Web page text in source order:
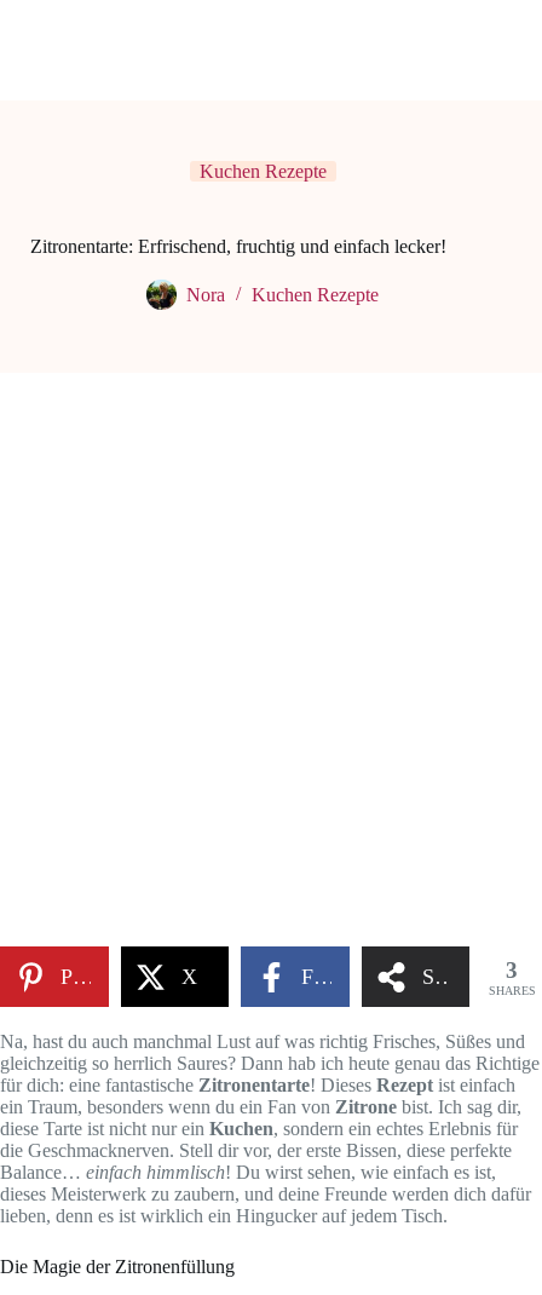
Kuchen Rezepte
Zitronentarte: Erfrischend, fruchtig und einfach lecker!
Nora Kuchen Rezepte
Pinterest X Facebook Share 3
SHARES
Na, hast du auch manchmal Lust auf was richtig Frisches, Süßes und
gleichzeitig so herrlich Saures? Dann hab ich heute genau das Richtige
für dich: eine fantastische Zitronentarte! Dieses Rezept ist einfach
ein Traum, besonders wenn du ein Fan von Zitrone bist. Ich sag dir,
diese Tarte ist nicht nur ein Kuchen, sondern ein echtes Erlebnis für
die Geschmacknerven. Stell dir vor, der erste Bissen, diese perfekte
Balance… einfach himmlisch! Du wirst sehen, wie einfach es ist,
dieses Meisterwerk zu zaubern, und deine Freunde werden dich dafür
lieben, denn es ist wirklich ein Hingucker auf jedem Tisch.
Die Magie der Zitronenfüllung